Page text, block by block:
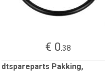
€ 0.38
dtspareparts Pakking,